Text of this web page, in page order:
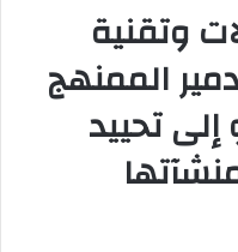
وتقنية
الممنهج
إلى تحييد